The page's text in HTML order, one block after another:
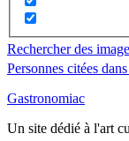
Rechercher des
Personnes citées
Gastronomiac
Un site dédié à l'art